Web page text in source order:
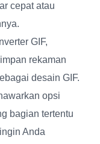
cepat atau
GIF,
rekaman
desain GIF.
opsi
bagian tertentu
Anda